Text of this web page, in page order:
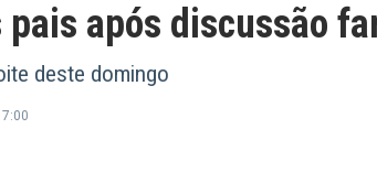
pais após discussão
deste domingo